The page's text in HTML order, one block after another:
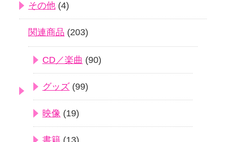
その他 (4)
関連商品 (203)
CD／楽曲 (90)
グッズ (99)
映像 (19)